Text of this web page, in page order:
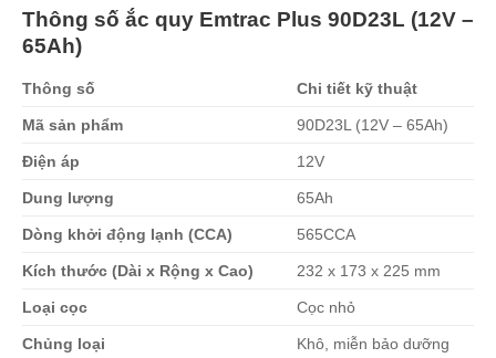
Thông số ắc quy Emtrac Plus 90D23L (12V –
65Ah)
Thông số Chi tiết kỹ thuật
Mã sản phẩm 90D23L (12V – 65Ah)
Điện áp 12V
Dung lượng 65Ah
Dòng khởi động lạnh (CCA) 565CCA
Kích thước (Dài x Rộng x Cao) 232 x 173 x 225 mm
Loại cọc Cọc nhỏ
Chủng loại Khô, miễn bảo dưỡng